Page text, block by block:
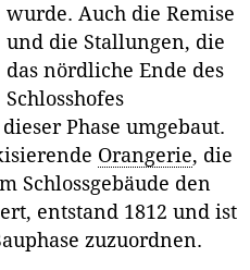
wurde. Auch die Remise
und die Stallungen, die
das nördliche Ende des
Schlosshofes
Phase umgebaut.
Orangerie, die
Schlossgebäude den
entstand 1812 und ist
zuzuordnen.